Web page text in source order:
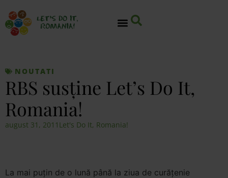
NOUTATI
RBS susţine Let’s Do It,
Romania!
august 31, 2011 Let's Do It, Romania!
La mai puţin de o lună până la ziua de curăţenie